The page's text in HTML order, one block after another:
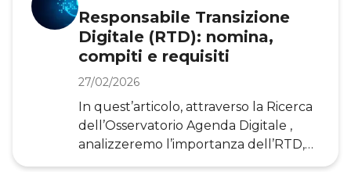
Research Centre della Commissione
Europea (JRC), l’Agenzia per l’Italia
Digitale (AgID) e la Cassa Depositi e
Prestiti (CDP). Svoltosi in modalità
ibrida, il workshop ha esplorato le
potenzialità di applicazione dell’IA nel
contesto italiano
Responsabile Transizione
Digitale (RTD): nomina,
compiti e requisiti
27/02/2026
In quest’articolo, attraverso la Ricerca
dell’Osservatorio Agenda Digitale ,
analizzeremo l’importanza dell’RTD,
approfondendone compiti,